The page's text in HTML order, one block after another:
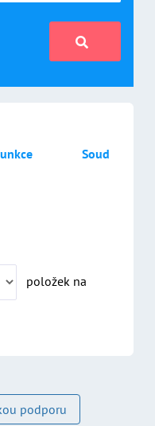
Soud
podporu